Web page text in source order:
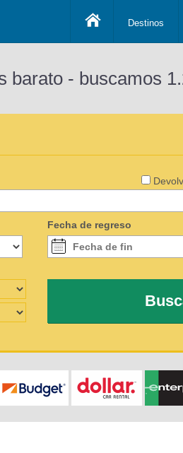
Destinos
barato - buscamos
Fecha de regreso